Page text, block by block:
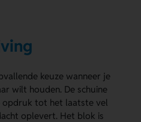
keuze wanneer je
wilt houden. De schuine
tot het laatste vel
oplevert. Het blok is